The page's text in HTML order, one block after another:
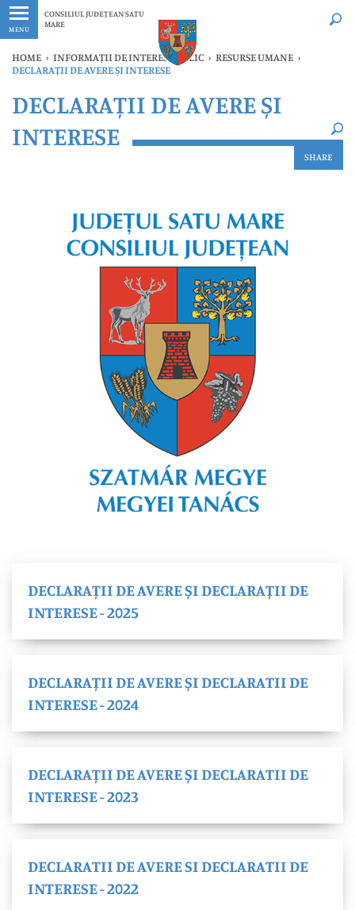
MENU
CONSILIUL JUDEȚEAN SATU
MARE
Ultimele
HOME › INFORMAȚII DE INTERES PUBLIC › RESURSE UMANE ›
DECLARAȚII DE AVERE ȘI INTERESE
Ultimele Oricând
DECLARAȚII DE AVERE ȘI
INTERESE
SHARE
DECLARAȚII DE AVERE ȘI DECLARAȚII DE
INTERESE - 2025
DECLARAȚII DE AVERE ȘI DECLARATII DE
INTERESE - 2024
DECLARAȚII DE AVERE ȘI DECLARATII DE
INTERESE - 2023
DECLARATII DE AVERE SI DECLARATII DE
INTERESE - 2022